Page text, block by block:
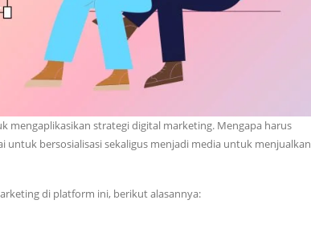
mengaplikasikan strategi digital marketing. Mengapa harus
bersosialisasi sekaligus menjadi media untuk menjualkan
di platform ini, berikut alasannya: